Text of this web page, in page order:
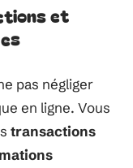
et
pas négliger
en ligne. Vous
transactions